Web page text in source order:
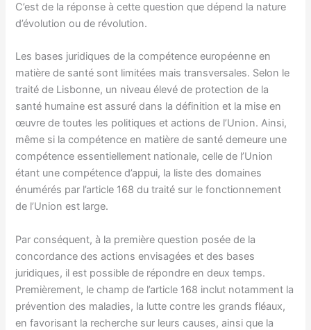
C’est de la réponse à cette question que dépend la nature
d’évolution ou de révolution.
Les bases juridiques de la compétence européenne en
matière de santé sont limitées mais transversales. Selon le
traité de Lisbonne, un niveau élevé de protection de la
santé humaine est assuré dans la définition et la mise en
œuvre de toutes les politiques et actions de l’Union. Ainsi,
même si la compétence en matière de santé demeure une
compétence essentiellement nationale, celle de l’Union
étant une compétence d’appui, la liste des domaines
énumérés par l’article 168 du traité sur le fonctionnement
de l’Union est large.
Par conséquent, à la première question posée de la
concordance des actions envisagées et des bases
juridiques, il est possible de répondre en deux temps.
Premièrement, le champ de l’article 168 inclut notamment la
prévention des maladies, la lutte contre les grands fléaux,
en favorisant la recherche sur leurs causes, ainsi que la